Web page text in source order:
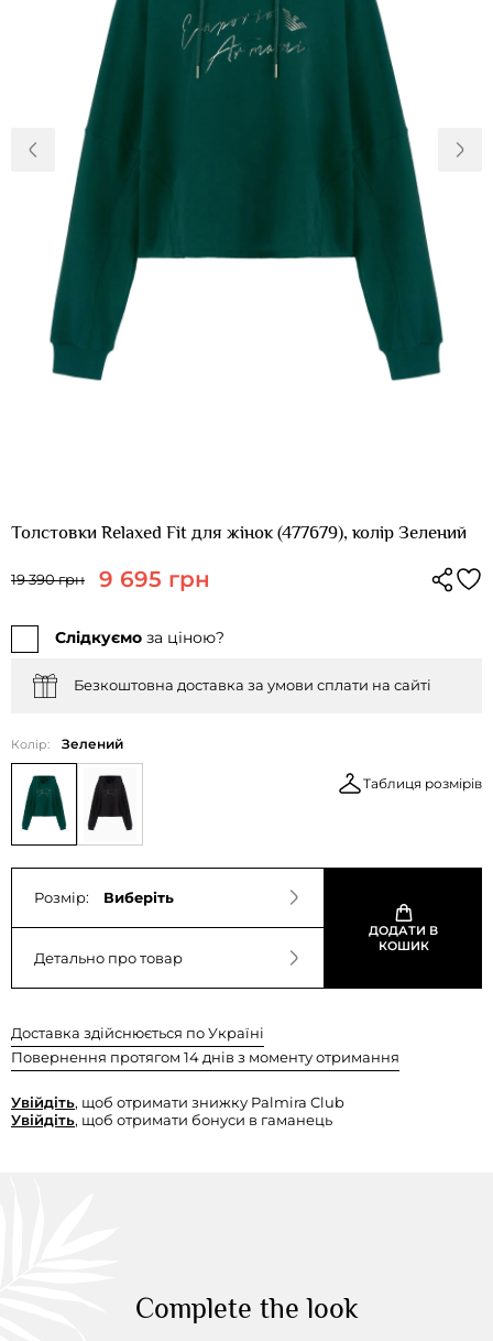
Про нас
Доставка та
Новини
Повернення
Толстовки Relaxed Fit для жінок (477679), колір Зелений
19 390 грн 9 695 грн
Слідкуємо за ціною?
Безкоштовна доставка за умови сплати на сайті
Колір: Зелений
Таблиця розмірів
Розмір: Виберіть
Детально про товар
ДОДАТИ В
КОШИК
Доставка здійснюється по Україні
Повернення протягом 14 днів з моменту отримання
Увійдіть, щоб отримати знижку Palmira Club
Увійдіть, щоб отримати бонуси в гаманець
Complete the look